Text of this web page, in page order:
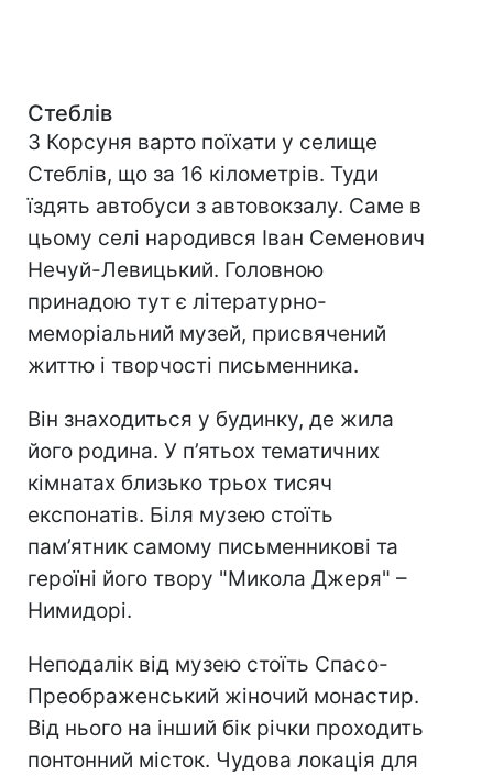
Стеблів
З Корсуня варто поїхати у селище
Стеблів, що за 16 кілометрів. Туди
їздять автобуси з автовокзалу. Саме в
цьому селі народився Іван Семенович
Нечуй-Левицький. Головною
принадою тут є літературно-
меморіальний музей, присвячений
життю і творчості письменника.
Він знаходиться у будинку, де жила
його родина. У п’ятьох тематичних
кімнатах близько трьох тисяч
експонатів. Біля музею стоїть
пам’ятник самому письменникові та
героїні його твору "Микола Джеря" –
Нимидорі.
Неподалік від музею стоїть Спасо-
Преображенський жіночий монастир.
Від нього на інший бік річки проходить
понтонний місток. Чудова локація для